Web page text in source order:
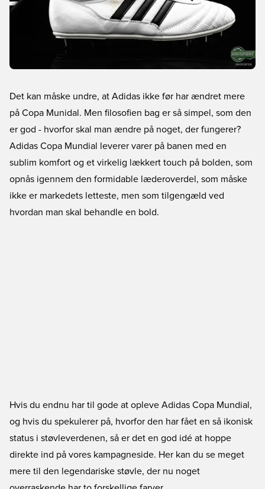
Det kan måske undre, at Adidas ikke før har ændret mere
på Copa Munidal. Men filosofien bag er så simpel, som den
er god - hvorfor skal man ændre på noget, der fungerer?
Adidas Copa Mundial leverer varer på banen med en
sublim komfort og et virkelig lækkert touch på bolden, som
opnås igennem den formidable læderoverdel, som måske
ikke er markedets letteste, men som tilgengæld ved
hvordan man skal behandle en bold.
Hvis du endnu har til gode at opleve Adidas Copa Mundial,
og hvis du spekulerer på, hvorfor den har fået en så ikonisk
status i støvleverdenen, så er det en god idé at hoppe
direkte ind på vores kampagneside. Her kan du se meget
mere til den legendariske støvle, der nu noget